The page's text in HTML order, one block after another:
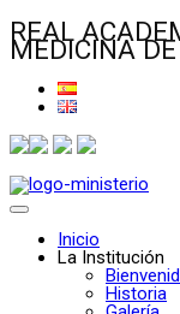
REAL
MEDICINA
Inicio
La Institución
Historia